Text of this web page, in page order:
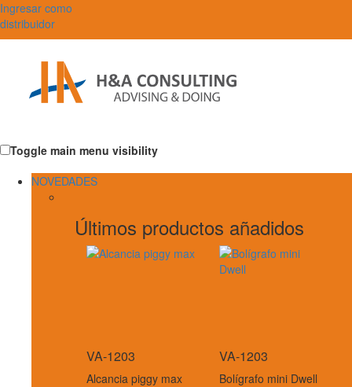
Ingresar como
distribuidor
Toggle main menu visibility
NOVEDADES
Últimos productos añadidos
VA-1203
Alcancia piggy max
VA-1203
Bolígrafo mini Dwell